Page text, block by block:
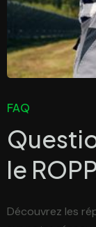
FAQ
le
Découvrez les